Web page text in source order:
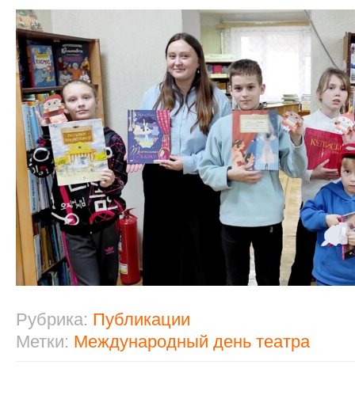
Рубрика: Публикации
Метки: Международный день театра